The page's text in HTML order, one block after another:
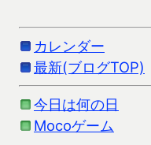
カレンダー
最新(ブログTOP)
今日は何の日
Mocoゲーム